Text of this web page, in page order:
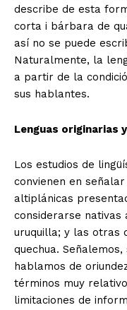
describe de esta
corta i bárbara de
así no se puede
Naturalmente, la
a partir de la
sus hablantes.
Lenguas originarias
Los estudios de
convienen en
altiplánicas
considerarse nativas
uruquilla; y las otras
quechua.
hablamos de
términos muy
limitaciones de